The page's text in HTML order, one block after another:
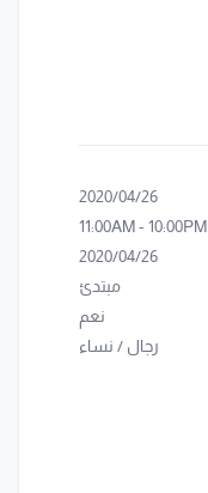
2020/04/26
10:00PM
-
11:00AM
2020/04/26
مبتدئ
نعم
رجال / نساء